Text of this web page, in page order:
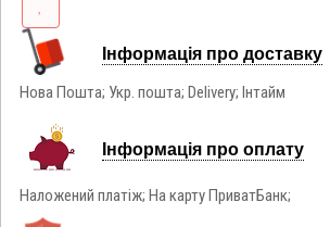
Інформація про доставку
Нова Пошта; Укр. пошта; Delivery; Інтайм
Інформація про оплату
Наложений платіж; На карту ПриватБанк;